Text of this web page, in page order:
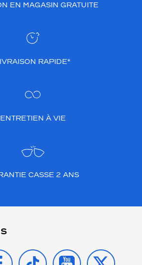
EN MAGASIN GRATUITE
RAPIDE*
ENTRETIEN À VIE
CASSE 2 ANS
TIKTOK YOUTUBE
X